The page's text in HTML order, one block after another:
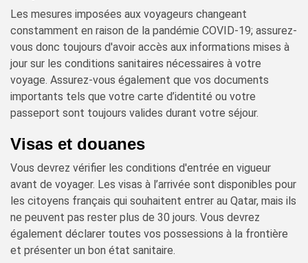
Les mesures imposées aux voyageurs changeant
constamment en raison de la pandémie COVID-19; assurez-
vous donc toujours d'avoir accès aux informations mises à
jour sur les conditions sanitaires nécessaires à votre
voyage. Assurez-vous également que vos documents
importants tels que votre carte d’identité ou votre
passeport sont toujours valides durant votre séjour.
Visas et douanes
Vous devrez vérifier les conditions d'entrée en vigueur
avant de voyager. Les visas à l’arrivée sont disponibles pour
les citoyens français qui souhaitent entrer au Qatar, mais ils
ne peuvent pas rester plus de 30 jours. Vous devrez
également déclarer toutes vos possessions à la frontière
et présenter un bon état sanitaire.